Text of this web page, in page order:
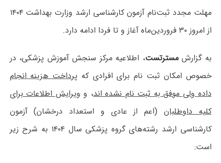
مهلت مجدد ثبت‌‌نام آزمون کارشناسی ارشد وزارت بهداشت ۱۴۰۴
از امروز ۳۰ فروردین‌ماه آغاز و تا فردا ادامه دارد.
به گزارشمسترتست، اطلاعیه مرکز سنجش آموزش پزشکی، در
خصوص امکان ثبت نام برای افرادی که پرداخت هزینه انجام
داده ولی موفق به ثبت نام نشده اند، و ویرایش اطلاعات برای
کلیه داوطلبان (اعم از عادی و استعداد درخشان) آزمون
کارشناسی ارشد رشته‌های گروه پزشکی سال ۱۴۰۴ به شرح زیر
است: